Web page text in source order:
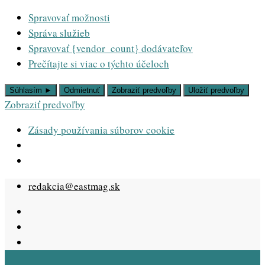
Spravovať možnosti
Správa služieb
Spravovať {vendor_count} dodávateľov
Prečítajte si viac o týchto účeloch
Súhlasím ► Odmietnuť Zobraziť predvoľby Uložiť predvoľby
Zobraziť predvoľby
Zásady používania súborov cookie
Skip
content
redakcia@eastmag.sk